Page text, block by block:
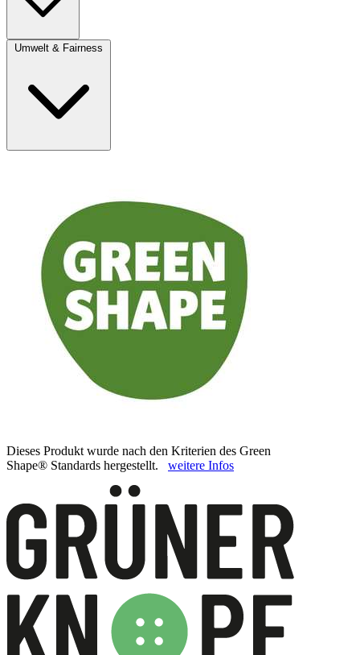
Umwelt & Fairness
Dieses Produkt wurde nach den Kriterien des Green
Shape® Standards hergestellt. weitere Infos